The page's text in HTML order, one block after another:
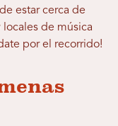
estar cerca de
de música
por el recorrido!